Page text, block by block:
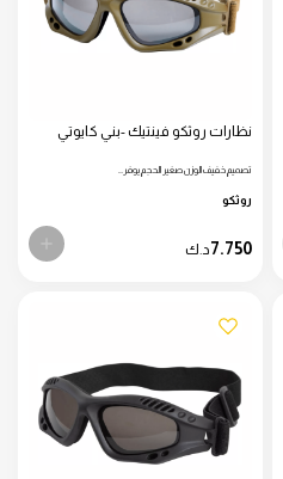
نظارات روثكو فينتيك -بني كايوتي
تصميم خفيف الوزن صغير الحجم يوفر…
روثكو
7.750د.ك